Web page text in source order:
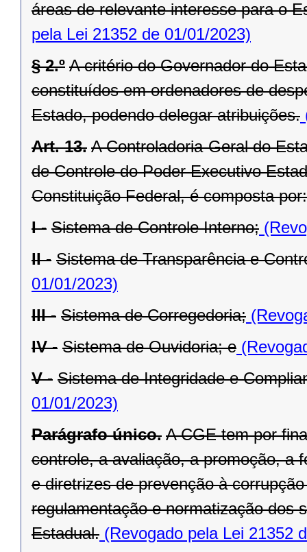
áreas de relevante interesse para o
pela Lei 21352 de 01/01/2023)
§ 2.º A critério do Governador do
constituídos em ordenadores de
Estado, podendo delegar atribuições.
Art. 13. A Controladoria-Geral do
de Controle do Poder Executivo
Constituição Federal, é composta por:
I - Sistema de Controle Interno;
II - Sistema de Transparência e
01/01/2023)
III - Sistema de Corregedoria;
IV - Sistema de Ouvidoria; e
V - Sistema de Integridade e
01/01/2023)
Parágrafo único. A CGE tem por
controle, a avaliação, a promoção, a
e diretrizes de prevenção à
regulamentação e normatização dos
Estadual. (Revogado pela Lei 21352